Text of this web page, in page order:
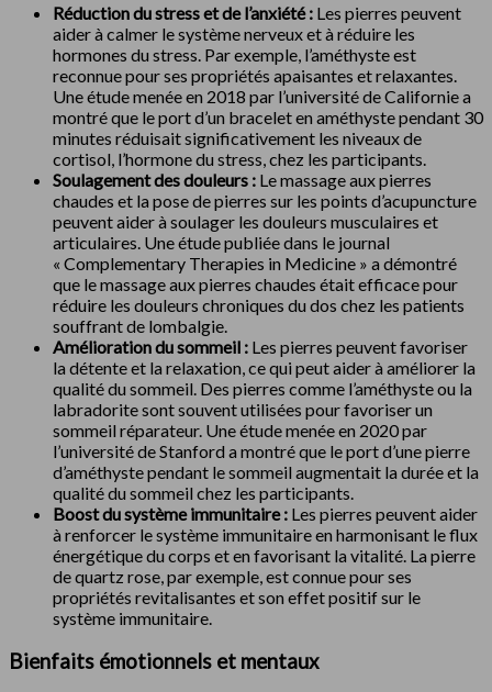
Réduction du stress et de l’anxiété : Les pierres peuvent
aider à calmer le système nerveux et à réduire les
hormones du stress. Par exemple, l’améthyste est
reconnue pour ses propriétés apaisantes et relaxantes.
Une étude menée en 2018 par l’université de Californie a
montré que le port d’un bracelet en améthyste pendant 30
minutes réduisait significativement les niveaux de
cortisol, l’hormone du stress, chez les participants.
Soulagement des douleurs : Le massage aux pierres
chaudes et la pose de pierres sur les points d’acupuncture
peuvent aider à soulager les douleurs musculaires et
articulaires. Une étude publiée dans le journal
« Complementary Therapies in Medicine » a démontré
que le massage aux pierres chaudes était efficace pour
réduire les douleurs chroniques du dos chez les patients
souffrant de lombalgie.
Amélioration du sommeil : Les pierres peuvent favoriser
la détente et la relaxation, ce qui peut aider à améliorer la
qualité du sommeil. Des pierres comme l’améthyste ou la
labradorite sont souvent utilisées pour favoriser un
sommeil réparateur. Une étude menée en 2020 par
l’université de Stanford a montré que le port d’une pierre
d’améthyste pendant le sommeil augmentait la durée et la
qualité du sommeil chez les participants.
Boost du système immunitaire : Les pierres peuvent aider
à renforcer le système immunitaire en harmonisant le flux
énergétique du corps et en favorisant la vitalité. La pierre
de quartz rose, par exemple, est connue pour ses
propriétés revitalisantes et son effet positif sur le
système immunitaire.
Bienfaits émotionnels et mentaux